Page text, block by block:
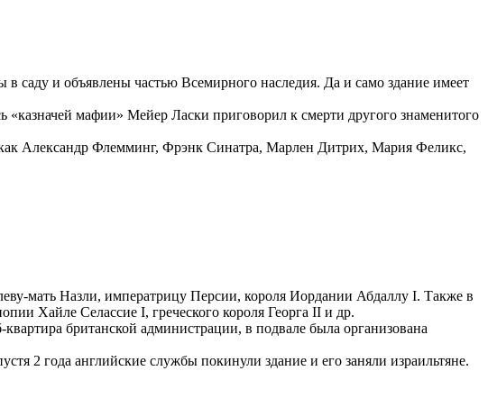
саду и объявлены частью Всемирного наследия. Да и само здание имеет
мафии» Мейер Ласки приговорил к смерти другого знаменитого
Александр Флемминг, Фрэнк Синатра, Марлен Дитрих, Мария Феликс,
мать Назли, императрицу Персии, короля Иордании Абдаллу I. Также в
Хайле Селассие I, греческого короля Георга II и др.
британской администрации, в подвале была организована
2 года английские службы покинули здание и его заняли израильтяне.